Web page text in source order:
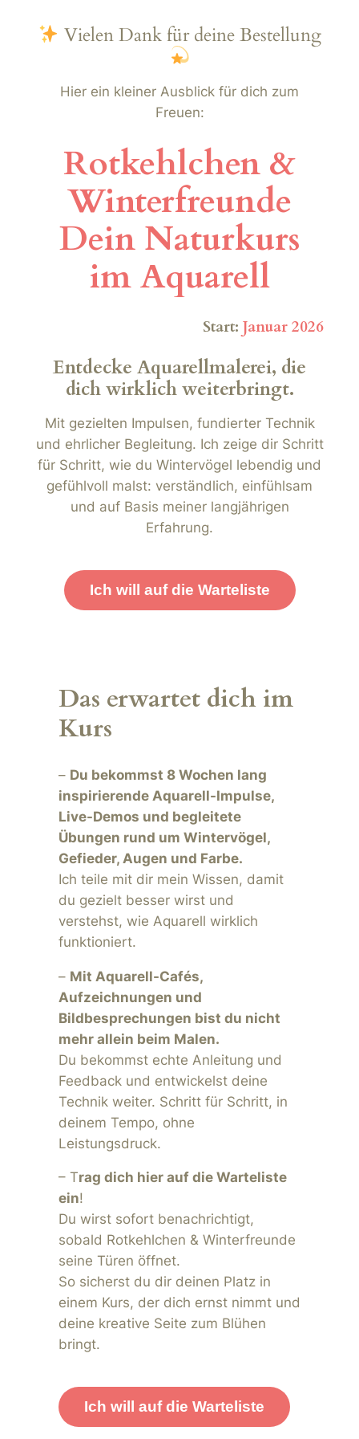
Vielen Dank für deine Bestellung
Hier ein kleiner Ausblick für dich zum
Freuen:
Rotkehlchen &
Winterfreunde
Dein Naturkurs
im Aquarell
Start: Januar 2026
Entdecke Aquarellmalerei, die
dich wirklich weiterbringt.
Mit gezielten Impulsen, fundierter Technik
und ehrlicher Begleitung. Ich zeige dir Schritt
für Schritt, wie du Wintervögel lebendig und
gefühlvoll malst: verständlich, einfühlsam
und auf Basis meiner langjährigen
Erfahrung.
Ich will auf die Warteliste
Das erwartet dich im
Kurs
– Du bekommst 8 Wochen lang
inspirierende Aquarell-Impulse,
Live-Demos und begleitete
Übungen rund um Wintervögel,
Gefieder, Augen und Farbe.
Ich teile mit dir mein Wissen, damit
du gezielt besser wirst und
verstehst, wie Aquarell wirklich
funktioniert.
– Mit Aquarell-Cafés,
Aufzeichnungen und
Bildbesprechungen bist du nicht
mehr allein beim Malen.
Du bekommst echte Anleitung und
Feedback und entwickelst deine
Technik weiter. Schritt für Schritt, in
deinem Tempo, ohne
Leistungsdruck.
– Trag dich hier auf die Warteliste
ein!
Du wirst sofort benachrichtigt,
sobald Rotkehlchen & Winterfreunde
seine Türen öffnet.
So sicherst du dir deinen Platz in
einem Kurs, der dich ernst nimmt und
deine kreative Seite zum Blühen
bringt.
Ich will auf die Warteliste